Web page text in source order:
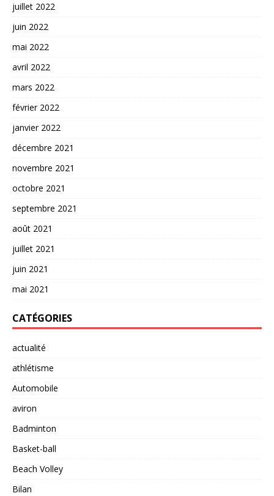
juillet 2022
juin 2022
mai 2022
avril 2022
mars 2022
février 2022
janvier 2022
décembre 2021
novembre 2021
octobre 2021
septembre 2021
août 2021
juillet 2021
juin 2021
mai 2021
CATÉGORIES
actualité
athlétisme
Automobile
aviron
Badminton
Basket-ball
Beach Volley
Bilan